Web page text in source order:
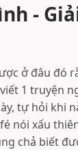
-
ở đâu đó
1 truyện
tự hỏi khi
nói xấu
chả biết